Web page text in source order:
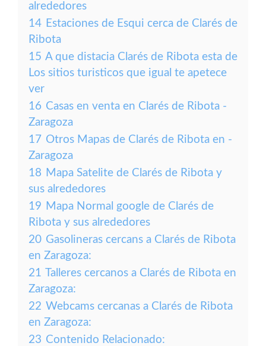
alrededores
14 Estaciones de Esqui cerca de Clarés de
Ribota
15 A que distacia Clarés de Ribota esta de
Los sitios turisticos que igual te apetece
ver
16 Casas en venta en Clarés de Ribota -
Zaragoza
17 Otros Mapas de Clarés de Ribota en -
Zaragoza
18 Mapa Satelite de Clarés de Ribota y
sus alrededores
19 Mapa Normal google de Clarés de
Ribota y sus alrededores
20 Gasolineras cercans a Clarés de Ribota
en Zaragoza:
21 Talleres cercanos a Clarés de Ribota en
Zaragoza:
22 Webcams cercanas a Clarés de Ribota
en Zaragoza:
23 Contenido Relacionado: